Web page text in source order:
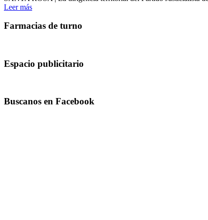
Leer más
Farmacias de turno
Espacio publicitario
Buscanos en Facebook